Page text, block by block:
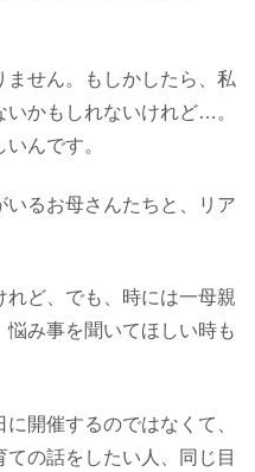
ません。もしかしたら、私
かもしれないけれど…。
んです。
るお母さんたちと、リア
ど、でも、時には一母親
み事を聞いてほしい時も
開催するのではなくて、
の話をしたい人、同じ目